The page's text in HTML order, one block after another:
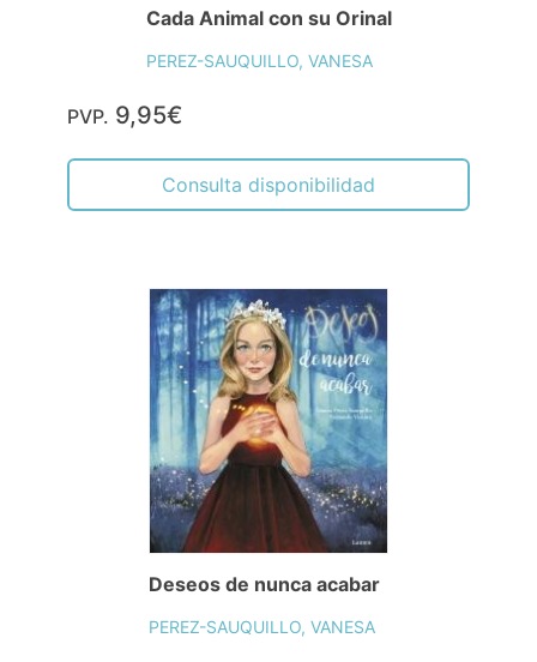
Cada Animal con su Orinal
PEREZ-SAUQUILLO, VANESA
PVP. 9,95€
Consulta disponibilidad
Deseos de nunca acabar
PEREZ-SAUQUILLO, VANESA